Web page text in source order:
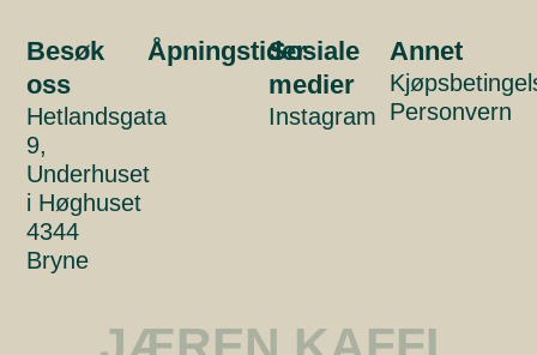
Besøk
oss
Hetlandsgata
9,
Underhuset
i Høghuset
4344
Bryne
ÅpningstiderSosiale
medier
Instagram
Annet
Personvern